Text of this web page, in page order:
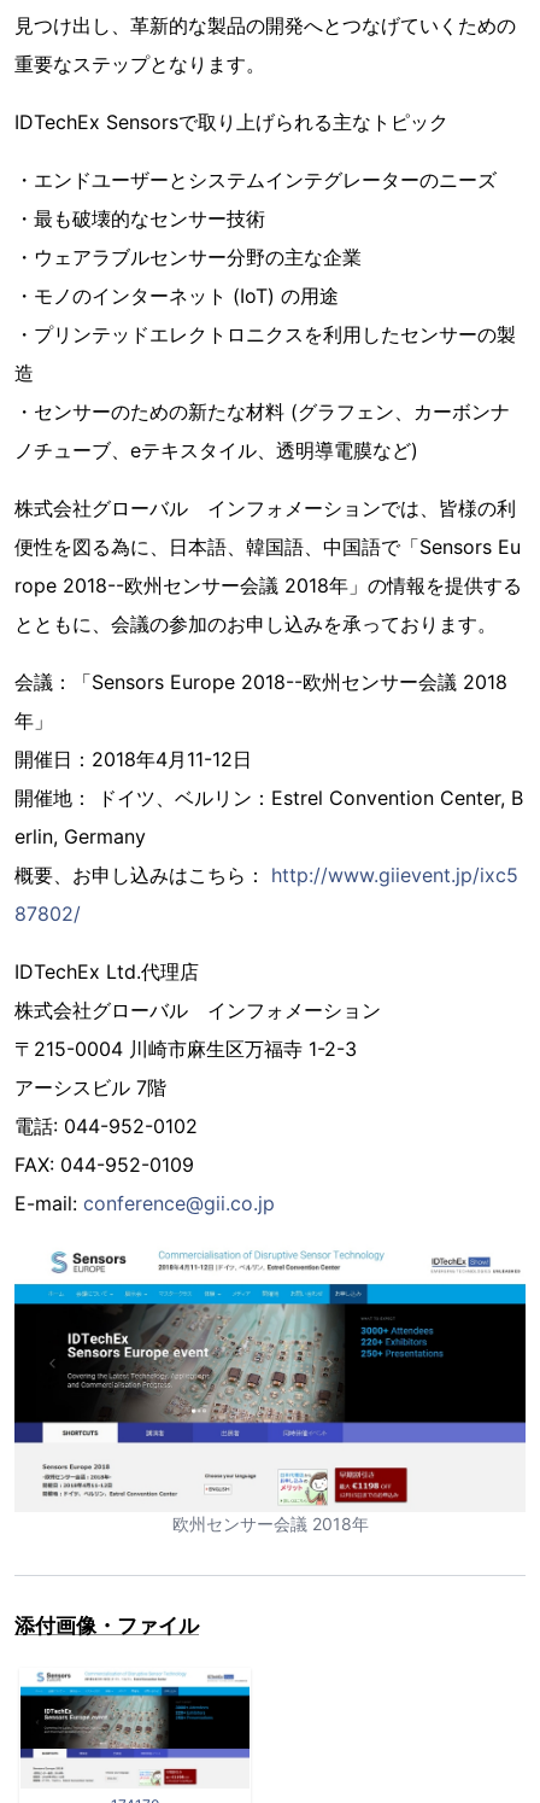
見つけ出し、革新的な製品の開発へとつなげていくための
重要なステップとなります。
IDTechEx Sensorsで取り上げられる主なトピック
・エンドユーザーとシステムインテグレーターのニーズ
・最も破壊的なセンサー技術
・ウェアラブルセンサー分野の主な企業
・モノのインターネット (IoT) の用途
・プリンテッドエレクトロニクスを利用したセンサーの製
造
・センサーのための新たな材料 (グラフェン、カーボンナ
ノチューブ、eテキスタイル、透明導電膜など)
株式会社グローバル インフォメーションでは、皆様の利
便性を図る為に、日本語、韓国語、中国語で「Sensors Eu
rope 2018--欧州センサー会議 2018年」の情報を提供する
とともに、会議の参加のお申し込みを承っております。
会議：「Sensors Europe 2018--欧州センサー会議 2018
年」
開催日：2018年4月11-12日
開催地： ドイツ、ベルリン：Estrel Convention Center, B
erlin, Germany
概要、お申し込みはこちら： http://www.giievent.jp/ixc5
87802/
IDTechEx Ltd.代理店
株式会社グローバル インフォメーション
〒215-0004 川崎市麻生区万福寺 1-2-3
アーシスビル 7階
電話: 044-952-0102
FAX: 044-952-0109
E-mail: conference@gii.co.jp
欧州センサー会議 2018年
添付画像・ファイル